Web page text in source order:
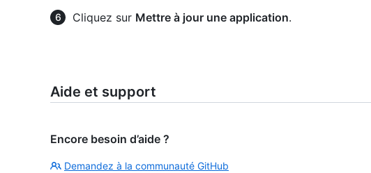
Cliquez sur Mettre à jour une application.
Aide et support
Encore besoin d’aide ?
Demandez à la communauté GitHub